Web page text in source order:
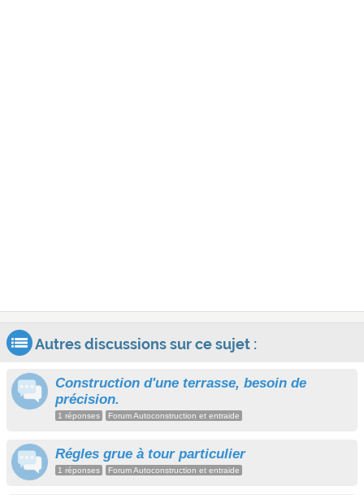
Autres discussions sur ce sujet :
Construction d'une terrasse, besoin de
précision.
1 réponses Forum Autoconstruction et entraide
Régles grue à tour particulier
1 réponses Forum Autoconstruction et entraide